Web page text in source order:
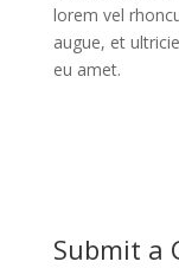
lorem vel
augue, et
eu amet.
Submit a